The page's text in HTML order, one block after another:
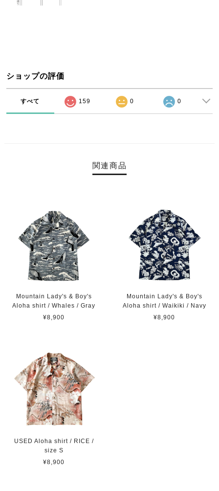
ショップの評価
すべて 159 0 0
関連商品
Mountain Lady's & Boy's
Aloha shirt / Whales / Gray
¥8,900
Mountain Lady's & Boy's
Aloha shirt / Waikiki / Navy
¥8,900
USED Aloha shirt / RICE /
size S
¥8,900